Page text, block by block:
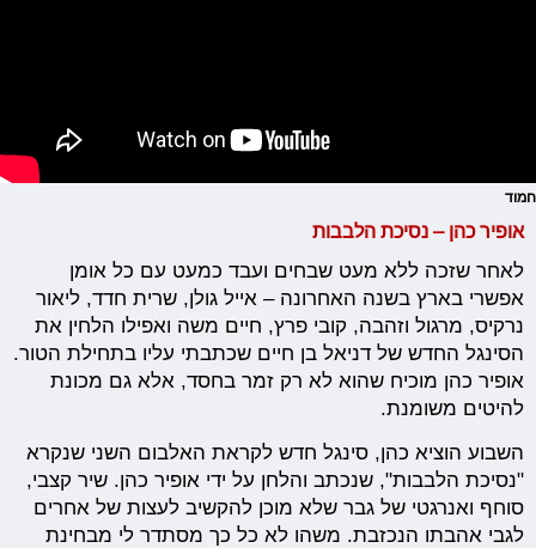
חמוד
אופיר כהן – נסיכת הלבבות
לאחר שזכה ללא מעט שבחים ועבד כמעט עם כל אומן
אפשרי בארץ בשנה האחרונה – אייל גולן, שרית חדד, ליאור
נרקיס, מרגול וזהבה, קובי פרץ, חיים משה ואפילו הלחין את
הסינגל החדש של דניאל בן חיים שכתבתי עליו בתחילת הטור.
אופיר כהן מוכיח שהוא לא רק זמר בחסד, אלא גם מכונת
להיטים משומנת.
השבוע הוציא כהן, סינגל חדש לקראת האלבום השני שנקרא
"נסיכת הלבבות", שנכתב והלחן על ידי אופיר כהן. שיר קצבי,
סוחף ואנרגטי של גבר שלא מוכן להקשיב לעצות של אחרים
לגבי אהבתו הנכזבת. משהו לא כל כך מסתדר לי מבחינת